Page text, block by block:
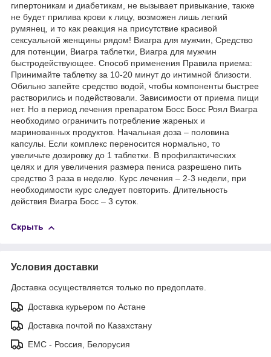
гипертоникам и диабетикам, не вызывает привыкание, также
не будет прилива крови к лицу, возможен лишь легкий
румянец, и то как реакция на присутствие красивой
сексуальной женщины рядом! Виагра для мужчин, Средство
для потенции, Виагра таблетки, Виагра для мужчин
быстродействующее. Способ применения Правила приема:
Принимайте таблетку за 10-20 минут до интимной близости.
Обильно запейте средство водой, чтобы компоненты быстрее
растворились и подействовали. Зависимости от приема пищи
нет. Но в период лечения препаратом Босс Босс Роял Виагра
необходимо ограничить потребление жареных и
маринованных продуктов. Начальная доза – половина
капсулы. Если комплекс переносится нормально, то
увеличьте дозировку до 1 таблетки. В профилактических
целях и для увеличения размера пениса разрешено пить
средство 3 раза в неделю. Курс лечения – 2-3 недели, при
необходимости курс следует повторить. Длительность
действия Виагра Босс – 3 суток.
Скрыть
Условия доставки
Доставка осуществляется только по предоплате.
Доставка курьером по Астане
Доставка почтой по Казахстану
ЕМС - Россия, Белорусия